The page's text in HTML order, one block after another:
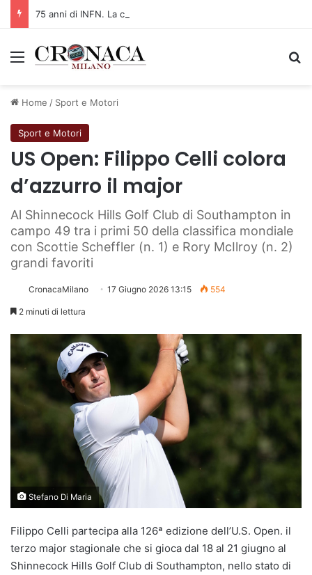
Menu
Home / Sport e Motori
Sport e Motori
US Open: Filippo Celli colora
d’azzurro il major
Al Shinnecock Hills Golf Club di Southampton in
campo 49 tra i primi 50 della classifica mondiale
con Scottie Scheffler (n. 1) e Rory McIlroy (n. 2)
grandi favoriti
CronacaMilano 17 Giugno 2026 13:15 554
2 minuti di lettura
Stefano Di Maria
Filippo Celli partecipa alla 126ª edizione dell’U.S. Open. il
terzo major stagionale che si gioca dal 18 al 21 giugno al
Shinnecock Hills Golf Club di Southampton, nello stato di